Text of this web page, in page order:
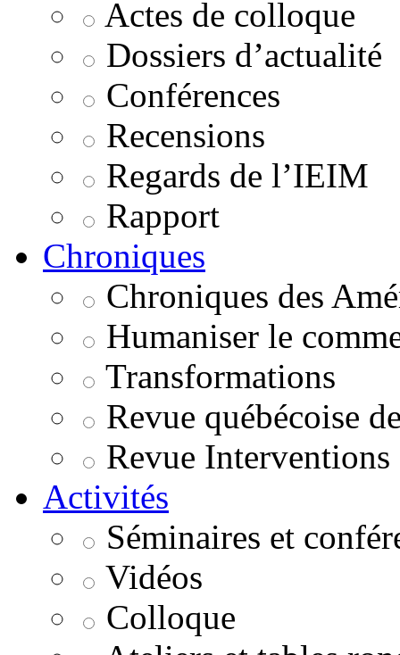
Actes de colloque
Dossiers d’actualité
Conférences
Recensions
Regards de l’IEIM
Rapport
Chroniques
Chroniques des
Humaniser le
Transformations
Revue québécoise
Revue Interventions
Activités
Séminaires et
Vidéos
Colloque